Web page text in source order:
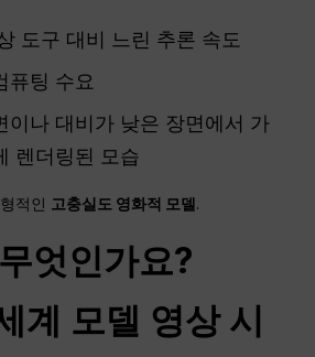
도구 대비 느린 추론 속도
퓨팅 수요
이나 대비가 낮은 장면에서 가
렌더링된 모습
적인 고충실도 영화적 모델.
엇인가요?
계 모델 영상 시